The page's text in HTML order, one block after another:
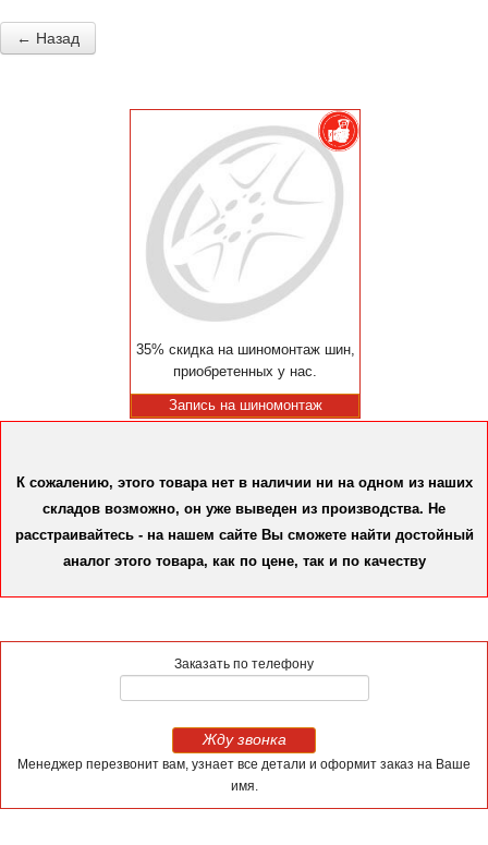
← Назад
35% скидка на шиномонтаж шин,
приобретенных у нас.
Запись на шиномонтаж
К сожалению, этого товара нет в наличии ни на одном из наших
складов возможно, он уже выведен из производства. Не
расстраивайтесь - на нашем сайте Вы сможете найти достойный
аналог этого товара, как по цене, так и по качеству
Заказать по телефону
Жду звонка
Менеджер перезвонит вам, узнает все детали и оформит заказ на Ваше
имя.